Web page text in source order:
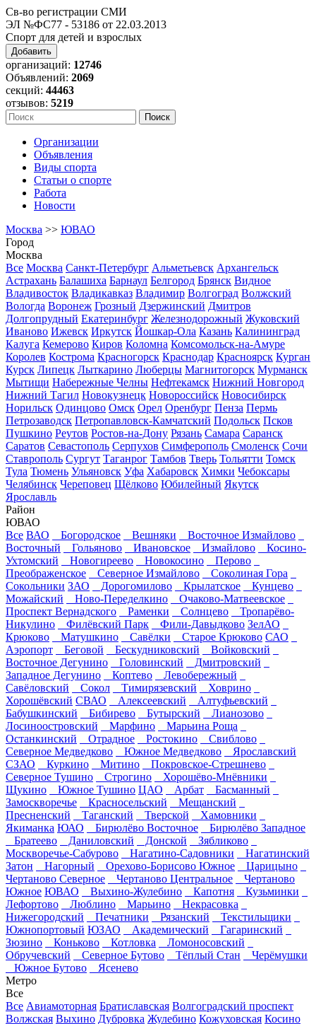
Св-во регистрации СМИ
ЭЛ №ФС77 - 53186 от 22.03.2013
Спорт для детей и взрослых
Добавить
организаций: 12746
Объявлений: 2069
секций: 44463
отзывов: 5219
Организации
Объявления
Виды спорта
Статьи о спорте
Работа
Новости
Москва >> ЮВАО
Город
Москва
Все Москва Санкт-Петербург Альметьевск Архангельск
Астрахань Балашиха Барнаул Белгород Брянск Видное
Владивосток Владикавказ Владимир Волгоград Волжский
Вологда Воронеж Грозный Дзержинский Дмитров
Долгопрудный Екатеринбург Железнодорожный Жуковский
Иваново Ижевск Иркутск Йошкар-Ола Казань Калининград
Калуга Кемерово Киров Коломна Комсомольск-на-Амуре
Королев Кострома Красногорск Краснодар Красноярск Курган
Курск Липецк Лыткарино Люберцы Магнитогорск Мурманск
Мытищи Набережные Челны Нефтекамск Нижний Новгород
Нижний Тагил Новокузнецк Новороссийск Новосибирск
Норильск Одинцово Омск Орел Оренбург Пенза Пермь
Петрозаводск Петропавловск-Камчатский Подольск Псков
Пушкино Реутов Ростов-на-Дону Рязань Самара Саранск
Саратов Севастополь Серпухов Симферополь Смоленск Сочи
Ставрополь Сургут Таганрог Тамбов Тверь Тольятти Томск
Тула Тюмень Ульяновск Уфа Хабаровск Химки Чебоксары
Челябинск Череповец Щёлково Юбилейный Якутск
Ярославль
Район
ЮВАО
Все ВАО Богородское Вешняки
Восточное Измайлово
Восточный
Гольяново Ивановское Измайлово
Косино-
Ухтомский
Новогиреево Новокосино
Перово
Преображенское
Северное Измайлово
Соколиная Гора
Сокольники ЗАО Дорогомилово Крылатское
Кунцево
Можайский
Ново-Переделкино
Очаково-Матвеевское
Проспект Вернадского
Раменки Солнцево
Тропарёво-
Никулино
Филёвский Парк Фили-Давыдково ЗелАО
Крюково
Матушкино Савёлки Старое Крюково САО
Аэропорт
Беговой Бескудниковский
Войковский
Восточное Дегунино
Головинский
Дмитровский
Западное Дегунино
Коптево
Левобережный
Савёловский
Сокол Тимирязевский
Ховрино
Хорошёвский СВАО Алексеевский
Алтуфьевский
Бабушкинский
Бибирево Бутырский
Лианозово
Лосиноостровский
Марфино
Марьина Роща
Останкинский
Отрадное Ростокино
Свиблово
Северное Медведково
Южное Медведково
Ярославский
СЗАО
Куркино Митино
Покровское-Стрешнево
Северное Тушино
Строгино
Хорошёво-Мнёвники
Щукино
Южное Тушино ЦАО Арбат
Басманный
Замоскворечье
Красносельский
Мещанский
Пресненский
Таганский Тверской
Хамовники
Якиманка ЮАО Бирюлёво Восточное
Бирюлёво Западное
Братеево
Даниловский Донской
Зябликово
Москворечье-Сабурово
Нагатино-Садовники
Нагатинский
Затон
Нагорный Орехово-Борисово Южное
Царицыно
Чертаново Северное
Чертаново Центральное
Чертаново
Южное ЮВАО Выхино-Жулебино Капотня
Кузьминки
Лефортово
Люблино Марьино
Некрасовка
Нижегородский
Печатники Рязанский
Текстильщики
Южнопортовый ЮЗАО Академический
Гагаринский
Зюзино
Коньково Котловка
Ломоносовский
Обручевский
Северное Бутово Тёплый Стан
Черёмушки
Южное Бутово
Ясенево
Метро
Все
Все Авиамоторная Братиславская Волгоградский проспект
Волжская Выхино Дубровка Жулебино Кожуховская Косино